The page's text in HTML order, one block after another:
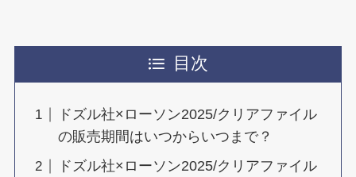
目次
ドズル社×ローソン2025/クリアファイル
の販売期間はいつからいつまで？
ドズル社×ローソン2025/クリアファイル